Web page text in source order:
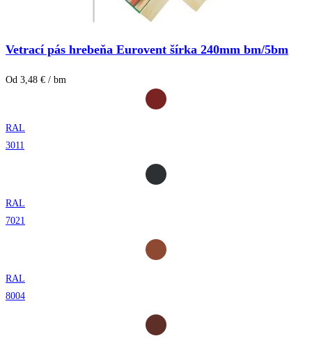
Vetrací pás hrebeňa Eurovent šírka 240mm bm/5bm
Od 3,48 € / bm
RAL
3011
RAL
7021
RAL
8004